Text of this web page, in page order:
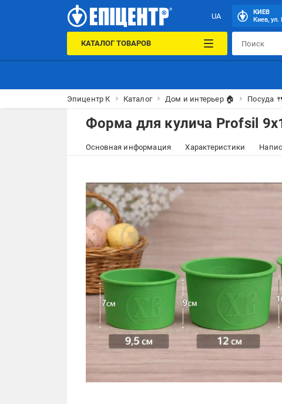
UA
КИЕВ
Киев, ул.
КАТАЛОГ ТОВАРОВ
Эпицентр К Каталог Дом и интерьер 🏠 Посуда 🍴
Форма для кулича Profsil
Основная информация Характеристики